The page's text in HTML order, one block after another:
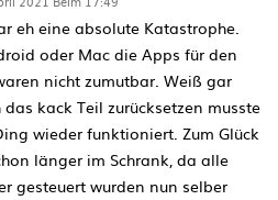
eh eine absolute Katastrophe.
oder Mac die Apps für den
nicht zumutbar. Weiß gar
kack Teil zurücksetzen musste
wieder funktioniert. Zum Glück
länger im Schrank, da alle
gesteuert wurden nun selber